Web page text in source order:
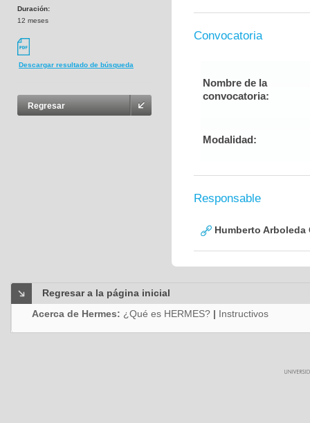
Duración:
12 meses
Descargar resultado de búsqueda
Regresar
Convocatoria
Nombre de la
convocatoria:
Modalidad:
Responsable
Humberto Arboleda
Regresar a la página inicial
Acerca de Hermes: ¿Qué es HERMES? | Instructivos